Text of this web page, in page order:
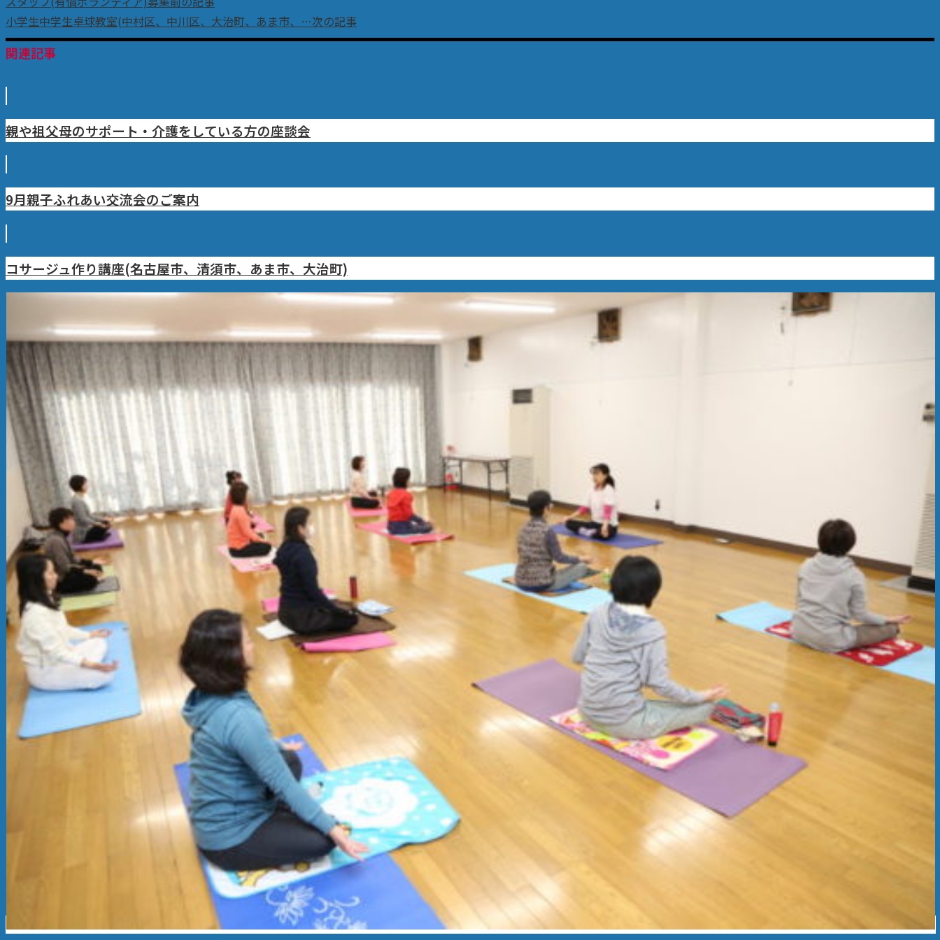
小学生中学生卓球教室(中村区、中川区、大治町、あま市、…次の記事
関連記事
親や祖父母のサポート・介護をしている方の座談会
9月親子ふれあい交流会のご案内
コサージュ作り講座(名古屋市、清須市、あま市、大治町)